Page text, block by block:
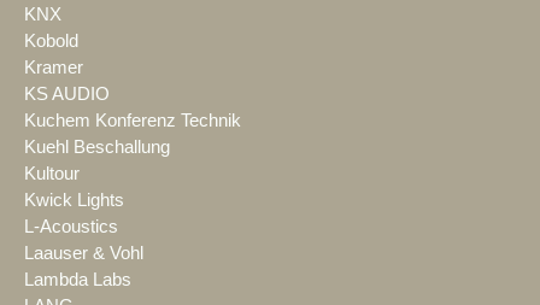
KNX
Kobold
Kramer
KS AUDIO
Kuchem Konferenz Technik
Kuehl Beschallung
Kultour
Kwick Lights
L-Acoustics
Laauser & Vohl
Lambda Labs